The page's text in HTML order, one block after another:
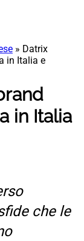
» Datrix
in Italia e
in Italia
che le